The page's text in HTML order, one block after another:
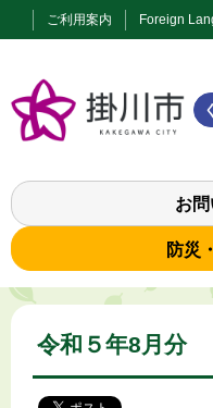
ご利用案内 Foreign
お
防災
令和５年8月分